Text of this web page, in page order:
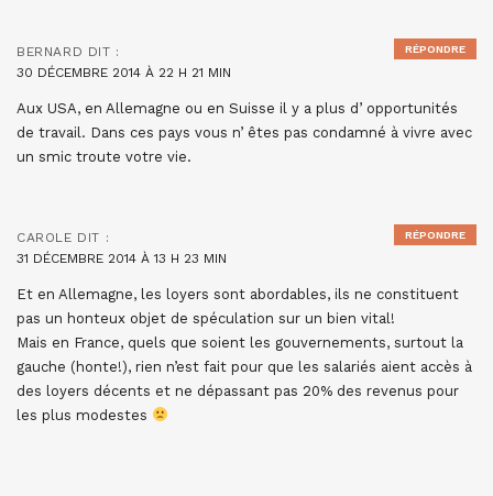
BERNARD DIT :
30 DÉCEMBRE 2014 À 22 H 21 MIN
Aux USA, en Allemagne ou en Suisse il y a plus d’ opportunités
de travail. Dans ces pays vous n’ êtes pas condamné à vivre avec
un smic troute votre vie.
RÉPONDRE
CAROLE DIT :
31 DÉCEMBRE 2014 À 13 H 23 MIN
Et en Allemagne, les loyers sont abordables, ils ne constituent
pas un honteux objet de spéculation sur un bien vital!
Mais en France, quels que soient les gouvernements, surtout la
gauche (honte!), rien n’est fait pour que les salariés aient accès à
des loyers décents et ne dépassant pas 20% des revenus pour
les plus modestes
RÉPONDRE